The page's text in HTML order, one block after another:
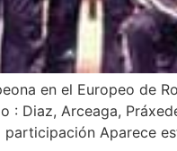
en el Europeo de
: Diaz, Arceaga,
participación Aparece